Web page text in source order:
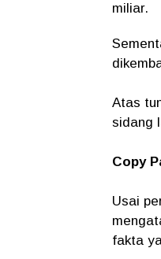
miliar.
Atas
sidang
Copy
Usai
fakta